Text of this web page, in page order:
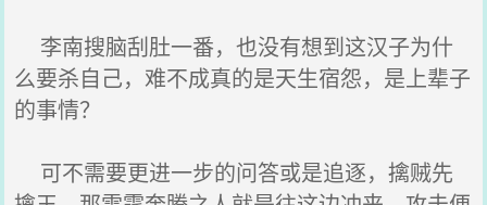
李南搜脑刮肚一番，也没有想到这汉子为什
么要杀自己，难不成真的是天生宿怨，是上辈子
的事情？
可不需要更进一步的问答或是追逐，擒贼先